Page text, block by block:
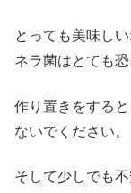
とっても美味し
ネラ菌はとても恐
作り置きをする
ないでください。
そして少しでも